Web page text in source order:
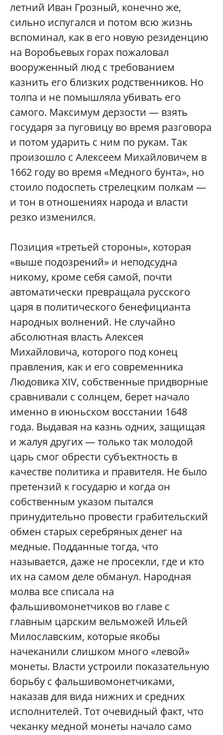
летний Иван Грозный, конечно же,
сильно испугался и потом всю жизнь
вспоминал, как в его новую резиденцию
на Воробьевых горах пожаловал
вооруженный люд с требованием
казнить его близких родственников. Но
толпа и не помышляла убивать его
самого. Максимум дерзости — взять
государя за пуговицу во время разговора
и потом ударить с ним по рукам. Так
произошло с Алексеем Михайловичем в
1662 году во время «Медного бунта», но
стоило подоспеть стрелецким полкам —
и тон в отношениях народа и власти
резко изменился.
Позиция «третьей стороны», которая
«выше подозрений» и неподсудна
никому, кроме себя самой, почти
автоматически превращала русского
царя в политического бенефицианта
народных волнений. Не случайно
абсолютная власть Алексея
Михайловича, которого под конец
правления, как и его современника
Людовика XIV, собственные придворные
сравнивали с солнцем, берет начало
именно в июньском восстании 1648
года. Выдавая на казнь одних, защищая
и жалуя других — только так молодой
царь смог обрести субъектность в
качестве политика и правителя. Не было
претензий к государю и когда он
собственным указом пытался
принудительно провести грабительский
обмен старых серебряных денег на
медные. Подданные тогда, что
называется, даже не просекли, где и кто
их на самом деле обманул. Народная
молва все списала на
фальшивомонетчиков во главе с
главным царским вельможей Ильей
Милославским, которые якобы
начеканили слишком много «левой»
монеты. Власти устроили показательную
борьбу с фальшивомонетчиками,
наказав для вида нижних и средних
исполнителей. Тот очевидный факт, что
чеканку медной монеты начало само